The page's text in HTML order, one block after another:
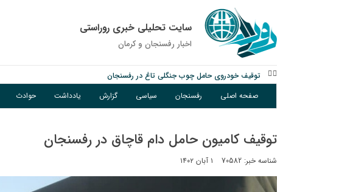
سایت تحلیلی خبری روراستی
اخبار رفسنجان و كرمان
توقیف خودروی حامل چوب جنگلی تاغ در رفسنجان
دادستان رفسنجان: رفع مشکلات ایستگاه راه‌آهن احمدآباد با قید فوریت پیگیری می‌شود
عکس| همایش جاماندگان اربعین در رفسنجان
صفحه اصلی رفسنجان سیاسی گزارش یادداشت حوادث
توقیف کامیون حامل دام قاچاق در رفسنجان
شناسه خبر: 70582 ۱ آبان ۱۴۰۲